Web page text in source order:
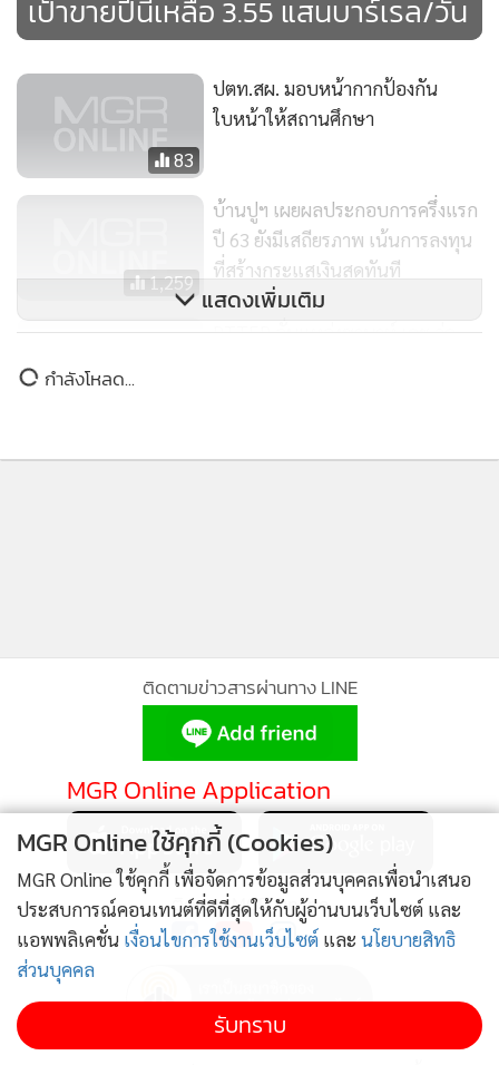
ธุรกิจที่เกี่ยวข้องกับพลังงานหมุนเวียน โดยธุรกิจใหม่ ทาง
Commodity ไปสู่ Advanced Material และต่อยอดจากธุรกิจ
น้ำมันไปสู่ Mobility & Lifestyles และ Logistics
ส่วนธุรกิจพลังงานหมุนเวียน ทางกลุ่ม ปตท.มีเป้าหมาย 8 พัน
เมกะวัตต์ในปี 2573 โดยมีบริษัท โกลบอล เพาเวอร์ ซินเนอร์ยี่
จำกัด (มหาชน) หรือ GPSC เป็นหลักในธุรกิจไฟฟ้า แต่เนื่องจาก
GPSC อาจมีสภาพคล่องไม่เพียงพอหลังจากปี 2562 ได้เข้าไปซื้อ
กิจการบริษัท โกลว์พลังงาน จำกัด (มหาชน)(GLOW) ดังนั้น
มีความคล่องตัวขึ้น โดยล่าสุดบริษัทอยู่ระหว่างการศึกษาความ
(มหาชน) (PTTEP) หรือ ปตท.สผ. ซึ่งจะครบวาระเกษียณอายุใน
วันที่ 30 กันยายน 63 ว่า เรื่องนี้ยังไม่สามารถชี้แจงได้ แต่ตามข้อ
กฎหมาย แม้ว่า ปตท.สผ.จะเป็นรัฐวิสาหกิจตาม พ.ร.บ.งบประ
มาณฯ แต่ไม่ได้อยู่ภายใต้พระราชบัญญัติคุณสมบัติมาตรฐาน
สําหรับกรรมการและพนักงานรัฐวิสาหกิจ เพราะภาครัฐถือหุ้นไม่
เกิน 2/3 ซึ่งจะต่ออายุหรือไม่คงจะต้องดูหลายมิติ ส่วนกรรมการ
บมจ.ปตท.นั้น ตามกฎหมายยังกำหนดว่าอายุต้องไม่เกิน 65 ปี
เป้าขายปีนี้เหลือ 3.55 แสนบาร์เรล/วัน
83
ปตท.สผ. มอบหน้ากากป้องกัน
ใบหน้าให้สถานศึกษา
1,259
บ้านปูฯ เผยผลประกอบการครึ่งแรก
ปี 63 ยังมีเสถียรภาพ เน้นการลงทุน
ที่สร้างกระแสเงินสดทันที
PTTEP ลั่นแหล่งซาบาห์ เอช จ่อ
แสดงเพิ่มเติม
กำลังโหลด...
ติดตามข่าวสารผ่านทาง LINE
MGR Online Application
ติดตาม MGR Online
MGR Online ใช้คุกกี้ (Cookies)
MGR Online ใช้คุกกี้ เพื่อจัดการข้อมูลส่วนบุคคลเพื่อนำเสนอ
ประสบการณ์คอนเทนต์ที่ดีที่สุดให้กับผู้อ่านบนเว็บไซต์ และ
แอพพลิเคชั่น เงื่อนไขการใช้งานเว็บไซต์ และ นโยบายสิทธิ
ส่วนบุคคล
รับทราบ